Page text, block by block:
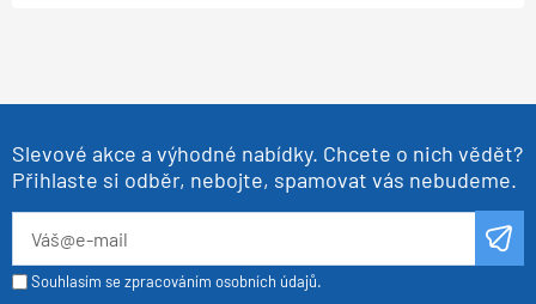
Slevové akce a výhodné nabídky. Chcete o nich vědět?
Přihlaste si odběr, nebojte, spamovat vás nebudeme.
Souhlasím se zpracováním osobních údajů.